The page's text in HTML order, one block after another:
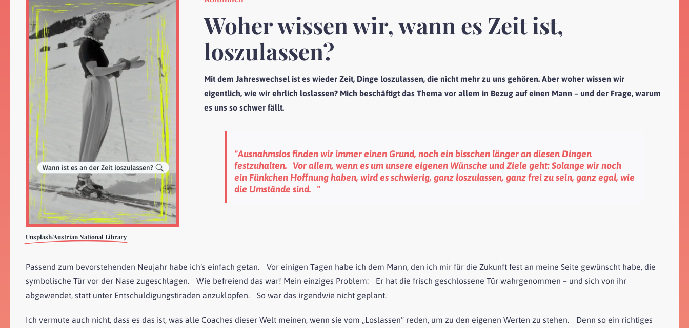
Unsplash/Austrian National Library
Woher wissen wir, wann es Zeit ist,
loszulassen?
Mit dem Jahreswechsel ist es wieder Zeit, Dinge loszulassen, die nicht mehr zu uns gehören. Aber woher wissen wir
eigentlich, wie wir ehrlich loslassen? Mich beschäftigt das Thema vor allem in Bezug auf einen Mann – und der Frage, warum
es uns so schwer fällt.
"Ausnahmslos finden wir immer einen Grund, noch ein bisschen länger an diesen Dingen
festzuhalten. Vor allem, wenn es um unsere eigenen Wünsche und Ziele geht: Solange wir noch
ein Fünkchen Hoffnung haben, wird es schwierig, ganz loszulassen, ganz frei zu sein, ganz egal, wie
die Umstände sind. "
Passend zum bevorstehenden Neujahr habe ich‘s einfach getan. Vor einigen Tagen habe ich dem Mann, den ich mir für die Zukunft fest an meine Seite gewünscht habe, die
symbolische Tür vor der Nase zugeschlagen. Wie befreiend das war! Mein einziges Problem: Er hat die frisch geschlossene Tür wahrgenommen – und sich von ihr
abgewendet, statt unter Entschuldigungstiraden anzuklopfen. So war das irgendwie nicht geplant.
Ich vermute auch nicht, dass es das ist, was alle Coaches dieser Welt meinen, wenn sie vom „Loslassen“ reden, um zu den eigenen Werten zu stehen. Denn so ein richtiges